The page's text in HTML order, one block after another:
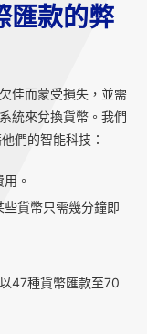
匯款的弊
佳而蒙受損失，並需
統來兌換貨幣。我們
們的智能科技：
。
貨幣只需幾分鐘即
47種貨幣匯款至70